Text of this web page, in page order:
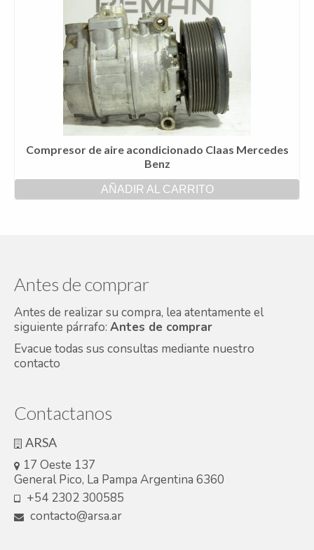
Compresor de aire acondicionado Claas Mercedes
Benz
AÑADIR AL CARRITO
Antes de comprar
Antes de realizar su compra, lea atentamente el
siguiente párrafo: Antes de comprar
Evacue todas sus consultas mediante nuestro
contacto
Contactanos
ARSA
17 Oeste 137
General Pico, La Pampa Argentina 6360
+54 2302 300585
contacto@arsa.ar